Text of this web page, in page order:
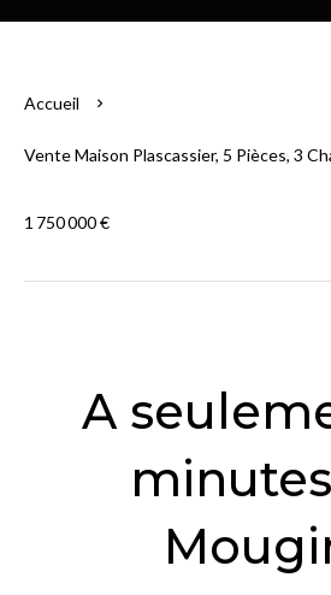
Accueil
Vente Maison Plascassier, 5 Pièces, 3
1 750 000 €
A